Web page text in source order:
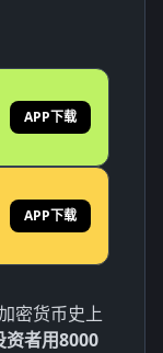
APP下载
APP下载
密货币史上
资者用8000